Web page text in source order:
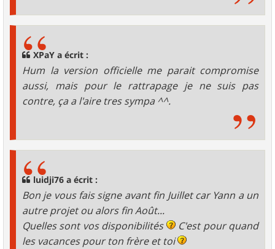
XPaY a écrit :
Hum la version officielle me parait compromise
aussi, mais pour le rattrapage je ne suis pas
contre, ça a l'aire tres sympa ^^.
luidji76 a écrit :
Bon je vous fais signe avant fin Juillet car Yann a un
autre projet ou alors fin Août...
Quelles sont vos disponibilités
C'est pour quand
les vacances pour ton frère et toi